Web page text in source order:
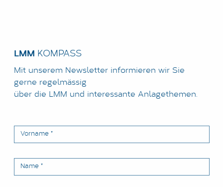
LMM KOMPASS
Mit unserem Newsletter informieren wir Sie
gerne regelmässig
über die LMM und interessante Anlagethemen.
Vorname *
Name *